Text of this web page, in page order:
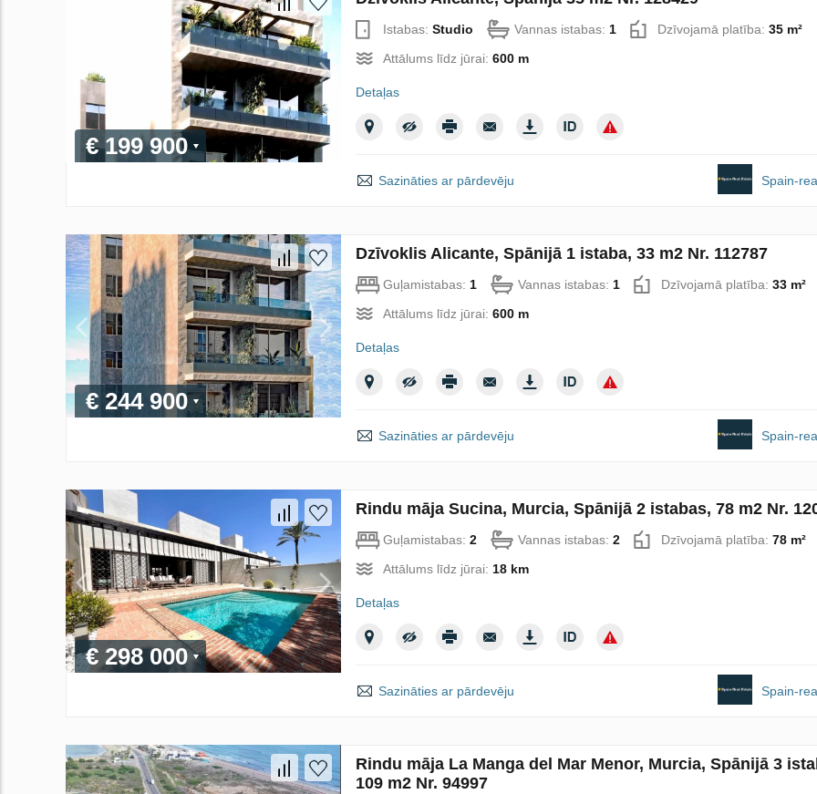
€ 199 900
Istabas: Studio Vannas istabas: 1 Dzīvojamā platība: 35 m²
Attālums līdz jūrai: 600 m
Detaļas
Sazināties ar pārdevēju Spain-
€ 244 900
Dzīvoklis Alicante, Spānijā 1 istaba, 33 m2 Nr. 112787
Guļamistabas: 1 Vannas istabas: 1 Dzīvojamā platība: 33 m²
Attālums līdz jūrai: 600 m
Detaļas
Sazināties ar pārdevēju Spain-
€ 298 000
Rindu māja Sucina, Murcia, Spānijā 2 istabas, 78 m2 Nr.
Guļamistabas: 2 Vannas istabas: 2 Dzīvojamā platība: 78 m²
Attālums līdz jūrai: 18 km
Detaļas
Sazināties ar pārdevēju Spain-
Rindu māja La Manga del Mar Menor, Murcia, Spānijā 3
109 m2 Nr. 94997